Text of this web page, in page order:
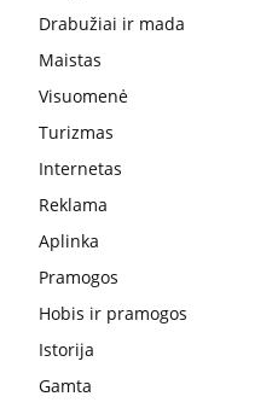
Drabužiai ir mada
Maistas
Visuomenė
Turizmas
Internetas
Reklama
Aplinka
Pramogos
Hobis ir pramogos
Istorija
Gamta